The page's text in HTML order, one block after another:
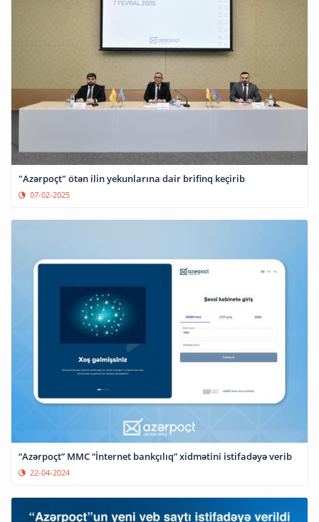
"Azərpoçt" ötən ilin yekunlarına dair brifinq keçirib
07-02-2025
“Azərpoçt” MMC “İnternet bankçılıq” xidmətini istifadəyə verib
22-04-2024